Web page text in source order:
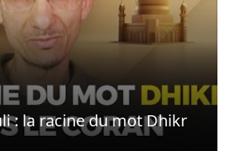
: la racine du mot Dhikr